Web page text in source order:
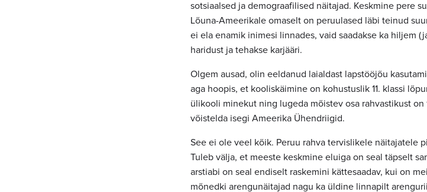
sotsiaalsed ja demograafilised näitajad. Keskmine pere
Lõuna-Ameerikale omaselt on peruulased läbi teinud
ei ela enamik inimesi linnades, vaid saadakse ka hiljem
haridust ja tehakse karjääri.
Olgem ausad, olin eeldanud laialdast lapstööjõu
aga hoopis, et kooliskäimine on kohustuslik 11. klassi
ülikooli minekut ning lugeda mõistev osa rahvastikust
võistelda isegi Ameerika Ühendriigid.
See ei ole veel kõik. Peruu rahva tervislikele näitajatele
Tuleb välja, et meeste keskmine eluiga on seal täpselt
arstiabi on seal endiselt raskemini kättesaadav, kui on
mõnedki arengunäitajad nagu ka üldine linnapilt